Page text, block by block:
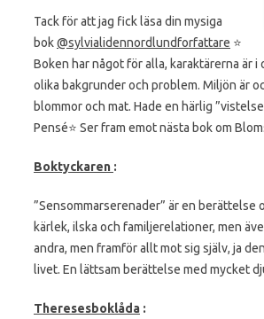
Tack för att jag fick läsa din mysiga
bok@sylvialidennordlundforfattare ⭐️
Boken har något för alla, karaktärerna är i
olika bakgrunder och problem. Miljön är
blommor och mat. Hade en härlig
Pensé⭐️ Ser fram emot nästa bok om
Boktyckaren :
”Sensommarserenader” är en berättelse
kärlek, ilska och familjerelationer, men
andra, men framför allt mot sig själv, ja
livet. En lättsam berättelse med mycket
Theresesboklåda :